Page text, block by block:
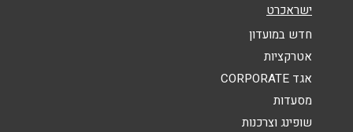
ישראכרט
חדש במועדון
אטרקציות
אגד CORPORATE
מסעדות
שופינג וצרכנות